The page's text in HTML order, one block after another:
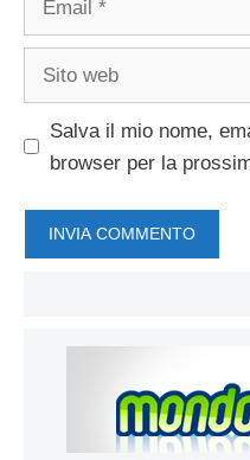
Sito
Salva il mio nome,
browser per la